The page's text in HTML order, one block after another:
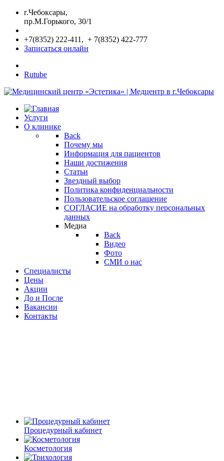
г.Чебоксары,
пр.М.Горького, 30/1
+7(8352) 222-411, + 7(8352) 422-777
Записаться онлайн
Rutube
Услуги
О клинике
Back
Почему мы
Информация для пациентов
Наши достижения
Статьи
Звездный выбор
Политика конфиденциальности
Пользовательское соглашение
СОГЛАСИЕ на обработку персональных
данных
Медиа
Back
Видео
Фото
СМИ о нас
Специалисты
Цены
Акции
До и После
Вакансии
Контакты
Процедурный кабинет
Косметология